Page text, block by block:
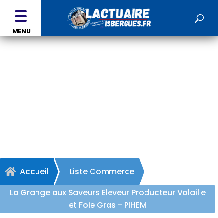
MENU
 Accueil
Liste Commerce
La Grange aux Saveurs Eleveur Producteur Volaille
et Foie Gras - PIHEM